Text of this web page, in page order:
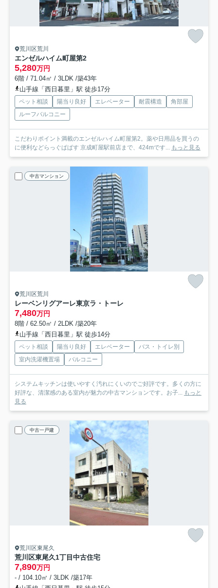
荒川区荒川
エンゼルハイム町屋第2
5,280万円
6階 / 71.04㎡ / 3LDK /築43年
山手線「西日暮里」駅 徒歩17分
ペット相談 陽当り良好 エレベーター 耐震構造
角部屋
ルーフバルコニー
こだわりポイント満載のエンゼルハイム町屋第2。薬や日用品を買うの
に便利などらっぐぱぱす 京成町屋駅前店まで、424mです... もっと見る
中古マンション
荒川区荒川
レーベンリグアーレ東京ラ・トーレ
7,480万円
8階 / 62.50㎡ / 2LDK /築20年
山手線「西日暮里」駅 徒歩14分
ペット相談 陽当り良好 エレベーター
バス・トイレ別
室内洗濯機置場
バルコニー
システムキッチンは使いやすく汚れにくいのでご好評です。多くの方に
好評な、清潔感のある室内が魅力の中古マンションです。お子... もっと
見る
中古一戸建
荒川区東尾久
荒川区東尾久1丁目中古住宅
7,890万円
- / 104.10㎡ / 3LDK /築17年